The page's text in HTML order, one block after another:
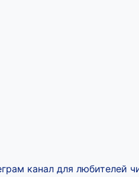
канал для любителей